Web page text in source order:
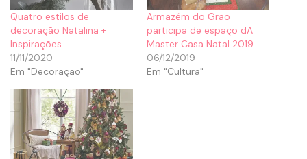
Quatro estilos de
decoração Natalina +
Inspirações
11/11/2020
Em "Decoração"
Armazém do Grão
participa de espaço dA
Master Casa Natal 2019
06/12/2019
Em "Cultura"